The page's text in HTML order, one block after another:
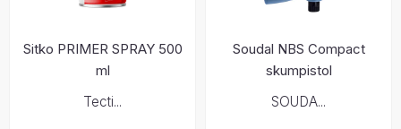
Sitko PRIMER SPRAY 500
ml
Tecti...
Soudal NBS Compact
skumpistol
SOUDA...